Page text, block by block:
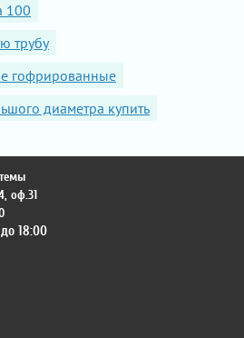
100
трубу
гофрированные
диаметра купить
оф.31
18:00